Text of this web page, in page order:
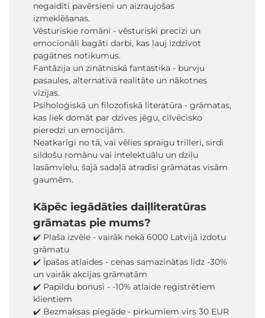
negaidīti pavērsieni un aizraujošas
izmeklēšanas.
Vēsturiskie romāni - vēsturiski precīzi un
emocionāli bagāti darbi, kas ļauj izdzīvot
pagātnes notikumus.
Fantāzija un zinātniskā fantastika - burvju
pasaules, alternatīvā realitāte un nākotnes
vīzijas.
Psiholoģiskā un filozofiskā literatūra - grāmatas,
kas liek domāt par dzīves jēgu, cilvēcisko
pieredzi un emocijām.
Neatkarīgi no tā, vai vēlies spraigu trilleri, sirdi
sildošu romānu vai intelektuālu un dziļu
lasāmvielu, šajā sadaļā atradīsi grāmatas visām
gaumēm.
Kāpēc iegādāties daiļliteratūras
grāmatas pie mums?
✔️ Plaša izvēle - vairāk nekā 6000 Latvijā izdotu
grāmatu
✔️ Īpašas atlaides - cenas samazinātas līdz -30%
un vairāk akcijas grāmatām
✔️ Papildu bonusi - -10% atlaide reģistrētiem
klientiem
✔️ Bezmaksas piegāde - pirkumiem virs 30 EUR